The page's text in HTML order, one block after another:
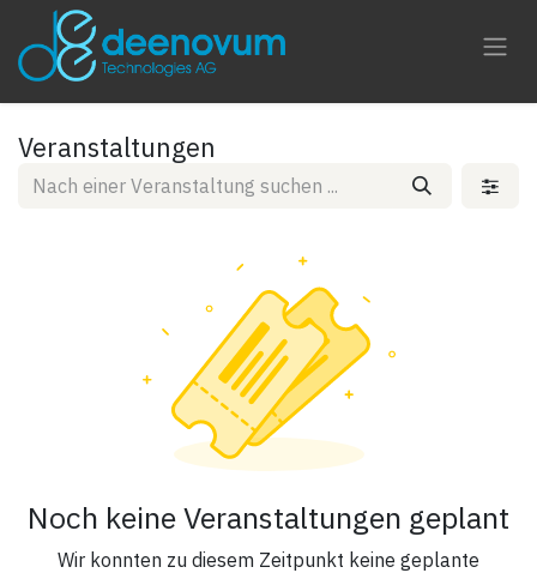
Zum Inhalt springen
Veranstaltungen
Noch keine Veranstaltungen geplant
Wir konnten zu diesem Zeitpunkt keine geplante